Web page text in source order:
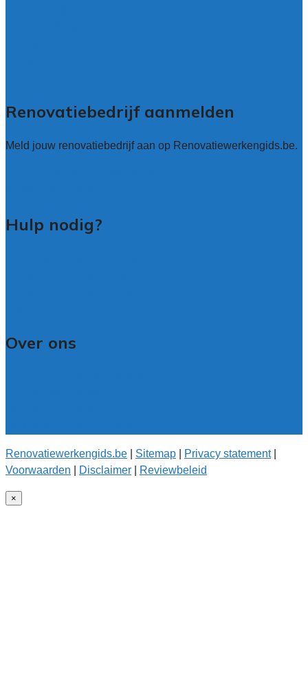
Renovatiebedrijf aanmelden
Meld jouw renovatiebedrijf aan op Renovatiewerkengids.be.
Hulp nodig?
Over ons
Renovatiewerkengids.be Sitemap Privacy statement|
Voorwaarden
Disclaimer Reviewbeleid
×